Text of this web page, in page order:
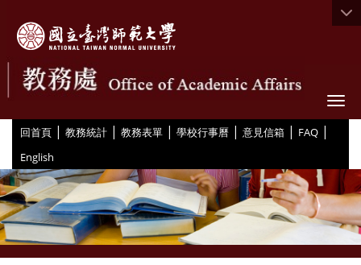
回首頁 | 教務統計 | 教務表單 | 學校行事曆 | 意見信箱 | FAQ |
English